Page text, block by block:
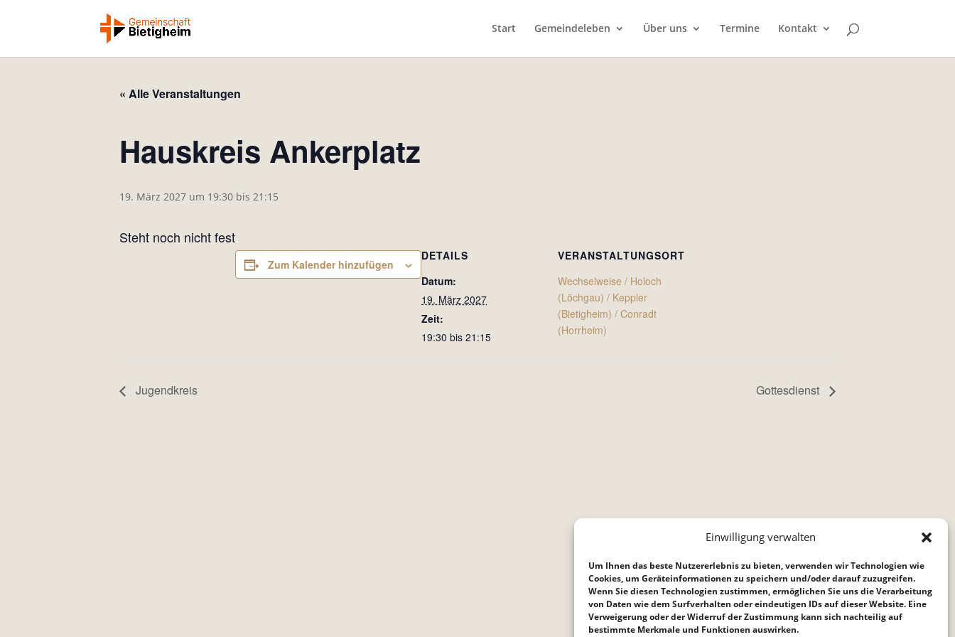
Einwilligung verwalten
Um Ihnen das beste Nutzererlebnis zu bieten, verwenden wir Technologien wie
Cookies, um Geräteinformationen zu speichern und/oder darauf zuzugreifen.
Wenn Sie diesen Technologien zustimmen, ermöglichen Sie uns die Verarbeitung
von Daten wie dem Surfverhalten oder eindeutigen IDs auf dieser Website. Eine
Verweigerung oder der Widerruf der Zustimmung kann sich nachteilig auf
bestimmte Merkmale und Funktionen auswirken.
Start Gemeindeleben Über uns Termine Kontakt
« Alle Veranstaltungen
Hauskreis Ankerplatz
19. März 2027 um 19:30 bis 21:15
Steht noch nicht fest
Zum Kalender hinzufügen
DETAILS
Datum:
19. März 2027
Zeit:
19:30 bis 21:15
VERANSTALTUNGSORT
Wechselweise / Holoch
(Löchgau) / Keppler
(Bietigheim) / Conradt
(Horrheim)
Jugendkreis Gottesdienst